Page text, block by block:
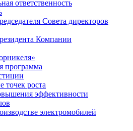
ответственность
Совета директоров
Компании
программа
точек роста
эффективности
электромобилей